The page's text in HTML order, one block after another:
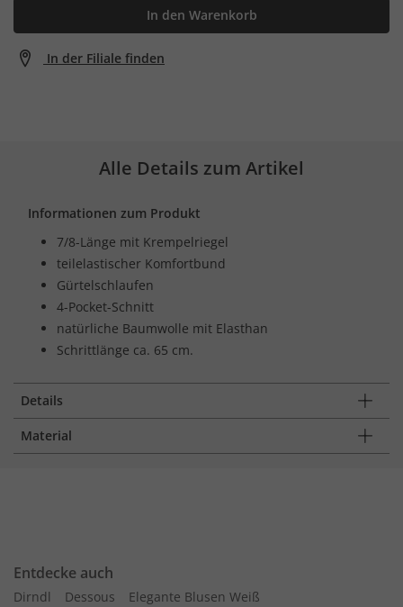
In den Warenkorb
In der Filiale finden
Alle Details zum Artikel
Informationen zum Produkt
7/8-Länge mit Krempelriegel
teilelastischer Komfortbund
Gürtelschlaufen
4-Pocket-Schnitt
natürliche Baumwolle mit Elasthan
Schrittlänge ca. 65 cm.
Details
Material
Entdecke auch
Dirndl Dessous
Elegante Blusen Weiß